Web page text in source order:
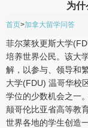
为什
首页>加拿大留学问答
菲尔莱狄更斯大学
培养世界公民。该大
解，以参与、领导和
大学(FDU) 温哥华校
学位的少数机会之一
颠哥伦比亚省高等教
世界各地的学生创造